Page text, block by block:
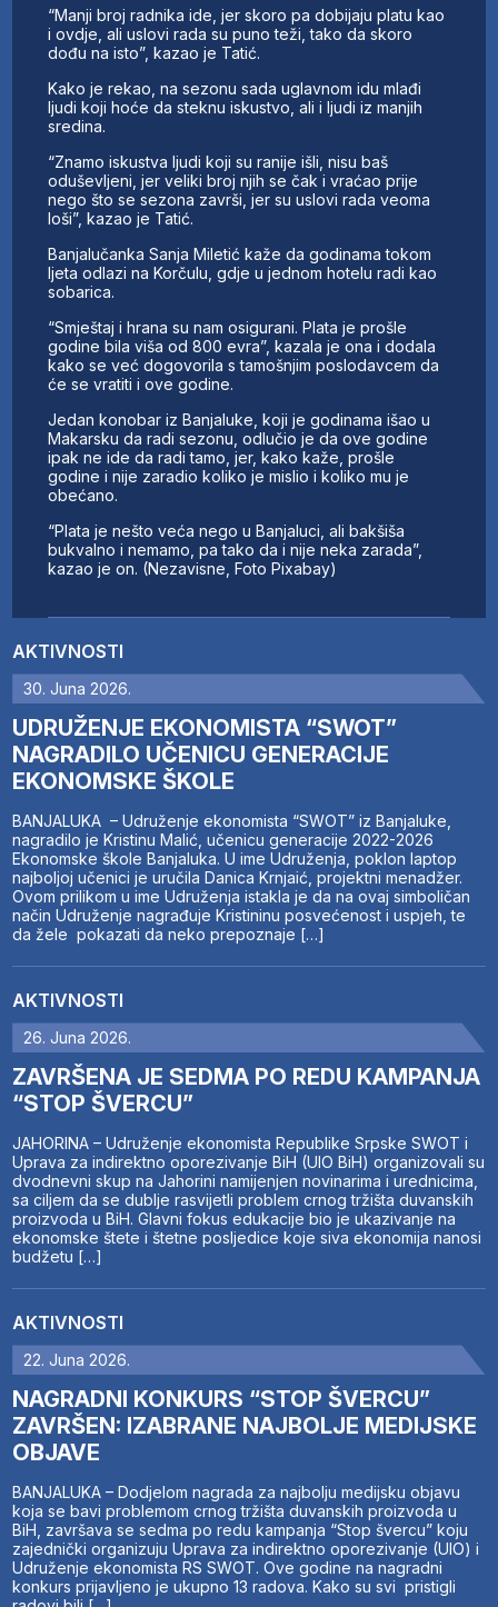
AKTIVNOSTI
30. Juna 2026.
UDRUŽENJE EKONOMISTA “SWOT”
NAGRADILO UČENICU GENERACIJE
EKONOMSKE ŠKOLE
BANJALUKA – Udruženje ekonomista “SWOT” iz Banjaluke,
nagradilo je Kristinu Malić, učenicu generacije 2022-2026
Ekonomske škole Banjaluka. U ime Udruženja, poklon laptop
najboljoj učenici je uručila Danica Krnjaić, projektni menadžer.
Ovom prilikom u ime Udruženja istakla je da na ovaj simboličan
način Udruženje nagrađuje Kristininu posvećenost i uspjeh, te
da žele pokazati da neko prepoznaje […]
AKTIVNOSTI
26. Juna 2026.
ZAVRŠENA JE SEDMA PO REDU KAMPANJA
“STOP ŠVERCU”
JAHORINA – Udruženje ekonomista Republike Srpske SWOT i
Uprava za indirektno oporezivanje BiH (UIO BiH) organizovali su
dvodnevni skup na Jahorini namijenjen novinarima i urednicima,
sa ciljem da se dublje rasvijetli problem crnog tržišta duvanskih
proizvoda u BiH. Glavni fokus edukacije bio je ukazivanje na
ekonomske štete i štetne posljedice koje siva ekonomija nanosi
budžetu […]
AKTIVNOSTI
22. Juna 2026.
NAGRADNI KONKURS “STOP ŠVERCU”
ZAVRŠEN: IZABRANE NAJBOLJE MEDIJSKE
OBJAVE
BANJALUKA – Dodjelom nagrada za najbolju medijsku objavu
koja se bavi problemom crnog tržišta duvanskih proizvoda u
BiH, završava se sedma po redu kampanja “Stop švercu” koju
zajednički organizuju Uprava za indirektno oporezivanje (UIO) i
Udruženje ekonomista RS SWOT. Ove godine na nagradni
konkurs prijavljeno je ukupno 13 radova. Kako su svi pristigli
“Manji broj radnika ide, jer skoro pa dobijaju platu kao
i ovdje, ali uslovi rada su puno teži, tako da skoro
dođu na isto”, kazao je Tatić.
Kako je rekao, na sezonu sada uglavnom idu mlađi
ljudi koji hoće da steknu iskustvo, ali i ljudi iz manjih
sredina.
“Znamo iskustva ljudi koji su ranije išli, nisu baš
oduševljeni, jer veliki broj njih se čak i vraćao prije
nego što se sezona završi, jer su uslovi rada veoma
loši”, kazao je Tatić.
Banjalučanka Sanja Miletić kaže da godinama tokom
ljeta odlazi na Korčulu, gdje u jednom hotelu radi kao
sobarica.
“Smještaj i hrana su nam osigurani. Plata je prošle
godine bila viša od 800 evra”, kazala je ona i dodala
kako se već dogovorila s tamošnjim poslodavcem da
će se vratiti i ove godine.
Jedan konobar iz Banjaluke, koji je godinama išao u
Makarsku da radi sezonu, odlučio je da ove godine
ipak ne ide da radi tamo, jer, kako kaže, prošle
godine i nije zaradio koliko je mislio i koliko mu je
obećano.
“Plata je nešto veća nego u Banjaluci, ali bakšiša
bukvalno i nemamo, pa tako da i nije neka zarada”,
kazao je on. (Nezavisne, Foto Pixabay)